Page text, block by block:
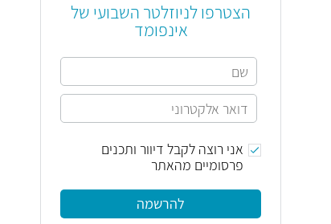
הצטרפו לניוזלטר השבועי של
אינפומד
אני רוצה לקבל דיוור ותכנים
פרסומיים מהאתר
להרשמה